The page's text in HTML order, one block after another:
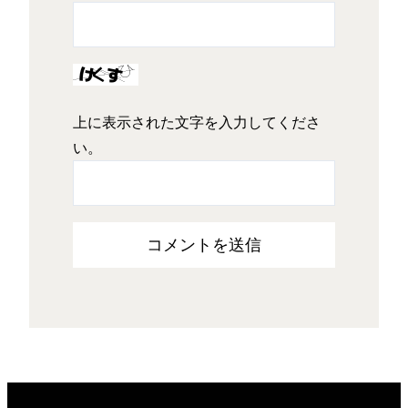
上に表示された文字を入力してくださ
い。